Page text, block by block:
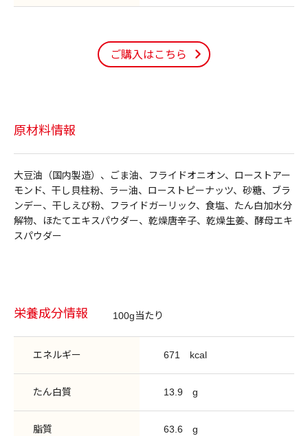
ご購入はこちら
原材料情報
大豆油（国内製造）、ごま油、フライドオニオン、ローストアー
モンド、干し貝柱粉、ラー油、ローストピーナッツ、砂糖、ブラ
ンデー、干しえび粉、フライドガーリック、食塩、たん白加水分
解物、ほたてエキスパウダー、乾燥唐辛子、乾燥生姜、酵母エキ
スパウダー
栄養成分情報 100g当たり
エネルギー 671 kcal
たん白質 13.9 g
脂質 63.6 g